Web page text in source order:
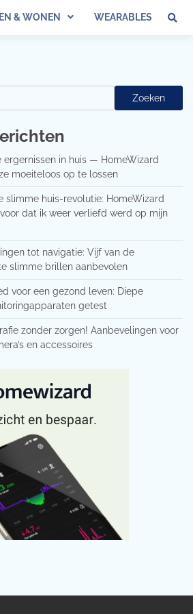
& WONEN WEARABLES
Zoeken
ergernissen in huis — HomeWizard
moeiteloos op te lossen
slimme huis-revolutie: HomeWizard
dat ik weer verliefd werd op mijn
tot navigatie: Vijf van de
slimme brillen aanbevolen
voor een gezond leven: Diepe
getest
zonder zorgen! Aanbevelingen voor
en accessoires